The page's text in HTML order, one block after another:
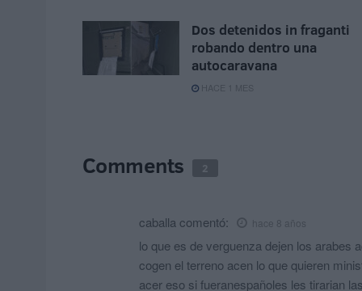
Dos detenidos in fraganti
robando dentro una
autocaravana
HACE 1 MES
Comments 2
caballa comentó: hace 8 años
lo que es de verguenza dejen los arabes
cogen el terreno acen lo que quieren
acer eso si fueranespañoles les tirarian